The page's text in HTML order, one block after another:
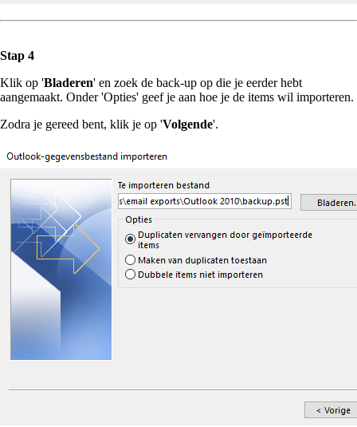
Stap 4
Klik op 'Bladeren' en zoek de back-up op die je eerder hebt
aangemaakt. Onder 'Opties' geef je aan hoe je de items wil importeren.
Zodra je gereed bent, klik je op 'Volgende'.